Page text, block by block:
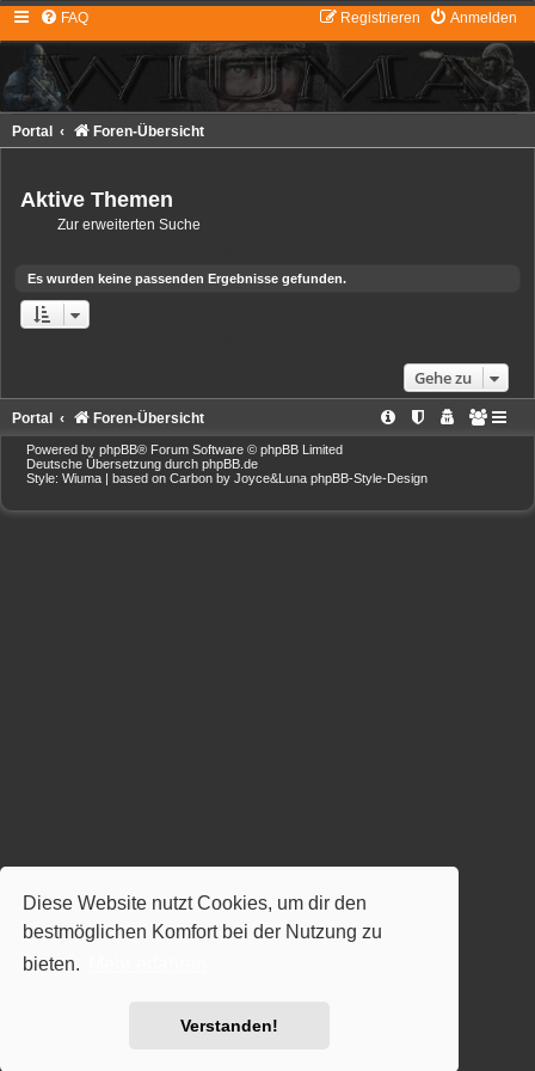
Diese Website nutzt Cookies, um dir den
bestmöglichen Komfort bei der Nutzung zu
bieten.
Verstanden!
FAQ Anmelden
Registrieren
Portal Foren-Übersicht
Aktive Themen
Zur erweiterten Suche
Es wurden keine passenden Ergebnisse gefunden.
Gehe zu
Portal Foren-Übersicht
Powered by phpBB® Forum Software © phpBB Limited
Deutsche Übersetzung durch phpBB.de
Style: Wiuma | based on Carbon by Joyce&Luna phpBB-Style-Design